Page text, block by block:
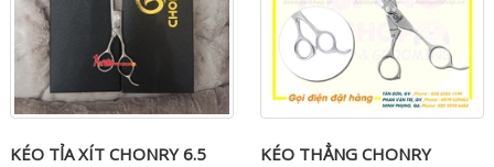
KÉO TỈA XÍT CHONRY 6.5
KÉO THẲNG CHONRY